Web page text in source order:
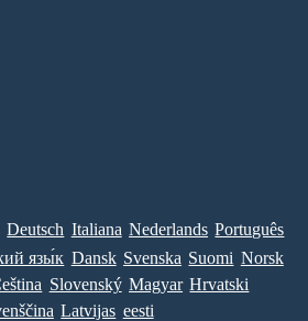
Deutsch Italiana Nederlands Português
язы́к Dansk Svenska Suomi Norsk
Slovenský Magyar Hrvatski
Latvijas eesti